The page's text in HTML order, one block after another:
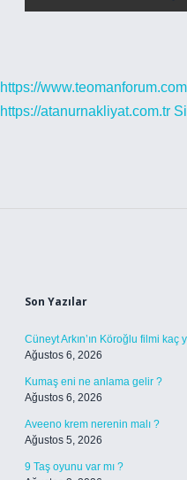
https://www.teomanforum.com
https://atanurnakliyat.com.tr
Son Yazılar
Cüneyt Arkın’ın Köroğlu filmi kaç
Ağustos 6, 2026
Kumaş eni ne anlama gelir ?
Ağustos 6, 2026
Aveeno krem nerenin malı ?
Ağustos 5, 2026
9 Taş oyunu var mı ?